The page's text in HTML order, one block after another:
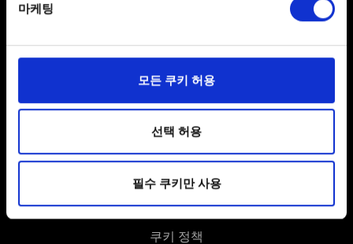
Find out more about how your personal data is processed
일부 쿠키는 웹 사이트를 정상적으로 이용하기 위해
관련 기술적 피드백을 제공하여 사용자의 웹사이트 이용
환경을 개선하기 위해 사용됩니다. 예를 들어, 소셜
미디어를 통해 사용자와 소통할 경우, 사용자의 선호도를
파악하기 위해 쿠키의 일부를 저희 파트너와 공유할 수도
있습니다. 물론, 이처럼 선택적으로 쿠키를 사용할
경우에는 사용자의 동의를 구할 것입니다.
마케팅
모든 쿠키 허용
선택 허용
필수 쿠키만 사용
SNS 접속
사용자 약관 동의
개인 정보 정책
쿠키 정책